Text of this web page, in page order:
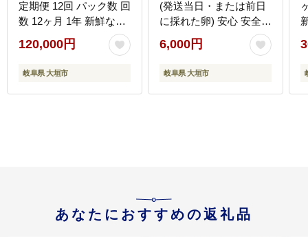
定期便 12回 パック数 回
数 12ヶ月 1年 新鮮な卵
(発送当日・または前日
に採れた卵) 安心 安全
対応 破損 割れ保障 保証
山 たまご タマゴ 卵 玉
120,000円
岐阜県 大垣市
(発送当日・または前日
に採れた卵) 安心 安全
対応 破損 割れ保障 保証
付 安心対応 サポート 里
山 たまご タマゴ 卵 玉
産直 産地直送 国産 高評
6,000円
岐阜県 大垣市
あなたにおすすめの返礼品